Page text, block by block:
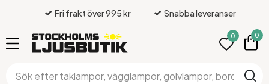
Fri frakt över 995 kr Snabba leveranser
0 0